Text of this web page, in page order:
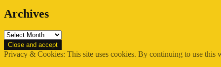
Archives
Archives
Privacy & Cookies: This site uses cookies. By continuing to use this